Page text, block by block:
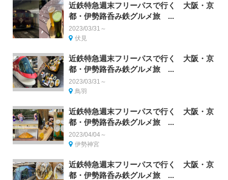
近鉄特急週末フリーパスで行く 大阪・京
都・伊勢路呑み鉄グルメ旅 ...
2023/03/31～
伏見
近鉄特急週末フリーパスで行く 大阪・京
都・伊勢路呑み鉄グルメ旅 ...
2023/03/31～
鳥羽
近鉄特急週末フリーパスで行く 大阪・京
都・伊勢路呑み鉄グルメ旅 ...
2023/04/04～
伊勢神宮
近鉄特急週末フリーパスで行く 大阪・京
都・伊勢路呑み鉄グルメ旅 ...